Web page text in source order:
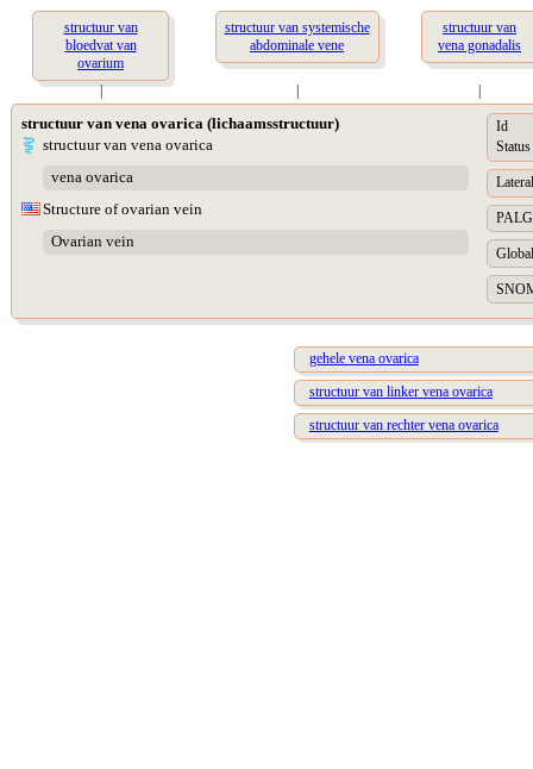
structuur van
bloedvat van
ovarium
structuur van systemische
abdominale vene
structuur van
vena gonadalis
|
structuur van vena ovarica (lichaamsstructuur)
structuur van vena ovarica
vena ovarica
Structure of ovarian vein
Ovarian vein
Id
Status
gehele vena ovarica
structuur van linker vena ovarica
structuur van rechter vena ovarica